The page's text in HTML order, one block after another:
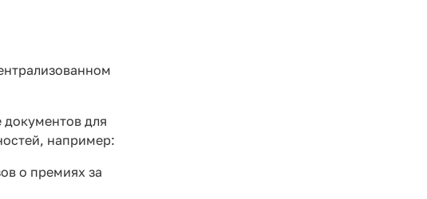
для
например:
о премиях за